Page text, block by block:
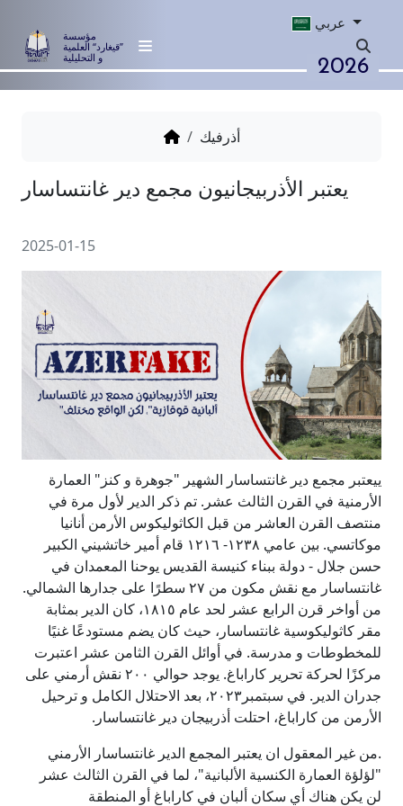
مؤسسة
”قيغارد“ العلمية
و التحليلية
عربي
2026
أذرفيك
الأذربيجانيون مجمع دير غانتساسار
2025-01-15
ييعتبر مجمع دير غانتساسار الشهير "جوهرة و كنز" العمارة
الأرمنية في القرن الثالث عشر. تم ذكر الدير لأول مرة في
منتصف القرن العاشر من قبل الكاثوليكوس الأرمن أنانيا
موكاتسي. بين عامي ١٢٣٨- ١٢١٦ قام أمير خاتشيني الكبير
حسن جلال - دولة ببناء كنيسة القديس يوحنا المعمدان في
غانتساسار مع نقش مكون من ٢٧ سطرًا على جدارها الشمالي.
من أواخر قرن الرابع عشر لحد عام ١٨١٥، كان الدير بمثابة
مقر كاثوليكوسية غانتساسار، حيث كان يضم مستودعًا غنيًا
للمخطوطات و مدرسة. في أوائل القرن الثامن عشر اعتبرت
مركزًا لحركة تحرير كاراباغ. يوجد حوالي ٢٠٠ نقش أرمني على
جدران الدير. في سبتمبر٢٠٢٣، بعد الاحتلال الكامل و ترحيل
الأرمن من كاراباغ، احتلت أذربيجان دير غانتساسار.
.من غير المعقول ان يعتبر المجمع الدير غانتساسار الأرمني
"لؤلؤة العمارة الكنسية الألبانية"، لما في القرن الثالث عشر
لن يكن هناك أي سكان ألبان في كاراباغ أو المنطقة